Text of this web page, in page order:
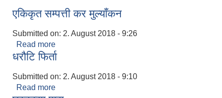
एकिकृत सम्पत्ती कर मुल्याँकन
Submitted on: 2. August 2018 - 9:26
Read more
धरौटि फिर्ता
Submitted on: 2. August 2018 - 9:10
Read more